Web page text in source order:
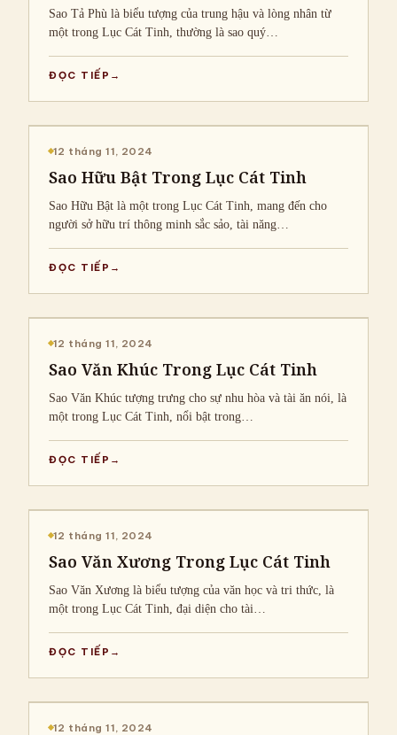
Sao Tả Phù là biểu tượng của trung hậu và lòng nhân từ
một trong Lục Cát Tinh, thường là sao quý…
ĐỌC TIẾP
CHIA SẺ KIẾN THỨC
12 tháng 11, 2024
Sao Hữu Bật Trong Lục Cát Tinh
Sao Hữu Bật là một trong Lục Cát Tinh, mang đến cho
người sở hữu trí thông minh sắc sảo, tài năng…
ĐỌC TIẾP
CHIA SẺ KIẾN THỨC
12 tháng 11, 2024
Sao Văn Khúc Trong Lục Cát Tinh
Sao Văn Khúc tượng trưng cho sự nhu hòa và tài ăn nói, là
một trong Lục Cát Tinh, nổi bật trong…
ĐỌC TIẾP
CHIA SẺ KIẾN THỨC
12 tháng 11, 2024
Sao Văn Xương Trong Lục Cát Tinh
Sao Văn Xương là biểu tượng của văn học và tri thức, là
một trong Lục Cát Tinh, đại diện cho tài…
ĐỌC TIẾP
CHIA SẺ KIẾN THỨC
12 tháng 11, 2024